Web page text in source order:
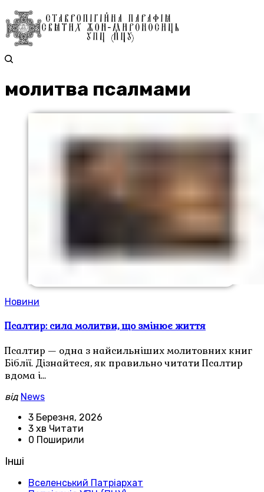
молитва псалмами
Новини
Псалтир: сила молитви, що змінює життя
Псалтир — одна з найсильніших молитовних книг
Біблії. Дізнайтеся, як правильно читати Псалтир
вдома і…
від News
3 Березня, 2026
3 хв Читати
0 Поширили
Інші
Вселенський Патріархат